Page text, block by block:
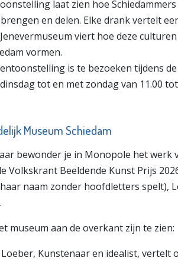
laat zien hoe
en delen. Elke drank vertelt
viert hoe deze
vormen.
is te bezoeken tijdens
tot en met zondag van 11.00
Museum Schiedam
bewonder je in Monopole het werk
Volkskrant Beeldende Kunst Prijs
naam zonder hoofdletters spelt),
museum aan de overkant zijn te zien:
Kunstenaar en idealist, vertelt